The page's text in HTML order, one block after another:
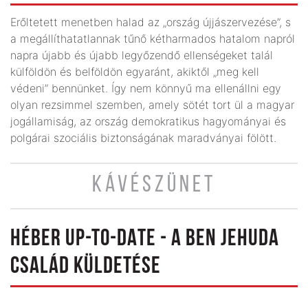
Erőltetett menetben halad az „ország újjászervezése”, s
a megállíthatatlannak tűnő kétharmados hatalom napról
napra újabb és újabb legyőzendő ellenségeket talál
külföldön és belföldön egyaránt, akiktől „meg kell
védeni” bennünket. Így nem könnyű ma ellenállni egy
olyan rezsimmel szemben, amely sötét tort ül a magyar
jogállamiság, az ország demokratikus hagyományai és
polgárai szociális biztonságának maradványai fölött.
KÁVÉSZÜNET
HÉBER UP-TO-DATE - A BEN JEHUDA
CSALÁD KÜLDETÉSE